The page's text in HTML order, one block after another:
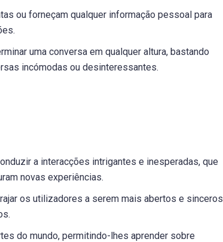
ou forneçam qualquer informação pessoal para
uma conversa em qualquer altura, bastando
incómodas ou desinteressantes.
a interacções intrigantes e inesperadas, que
novas experiências.
os utilizadores a serem mais abertos e sinceros
do mundo, permitindo-lhes aprender sobre